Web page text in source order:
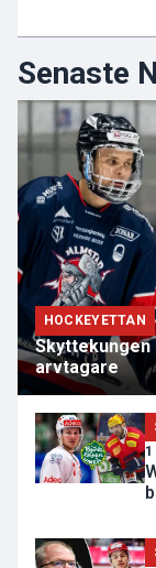
Senaste
HOCKEYETTAN
Skyttekungen
arvtagare